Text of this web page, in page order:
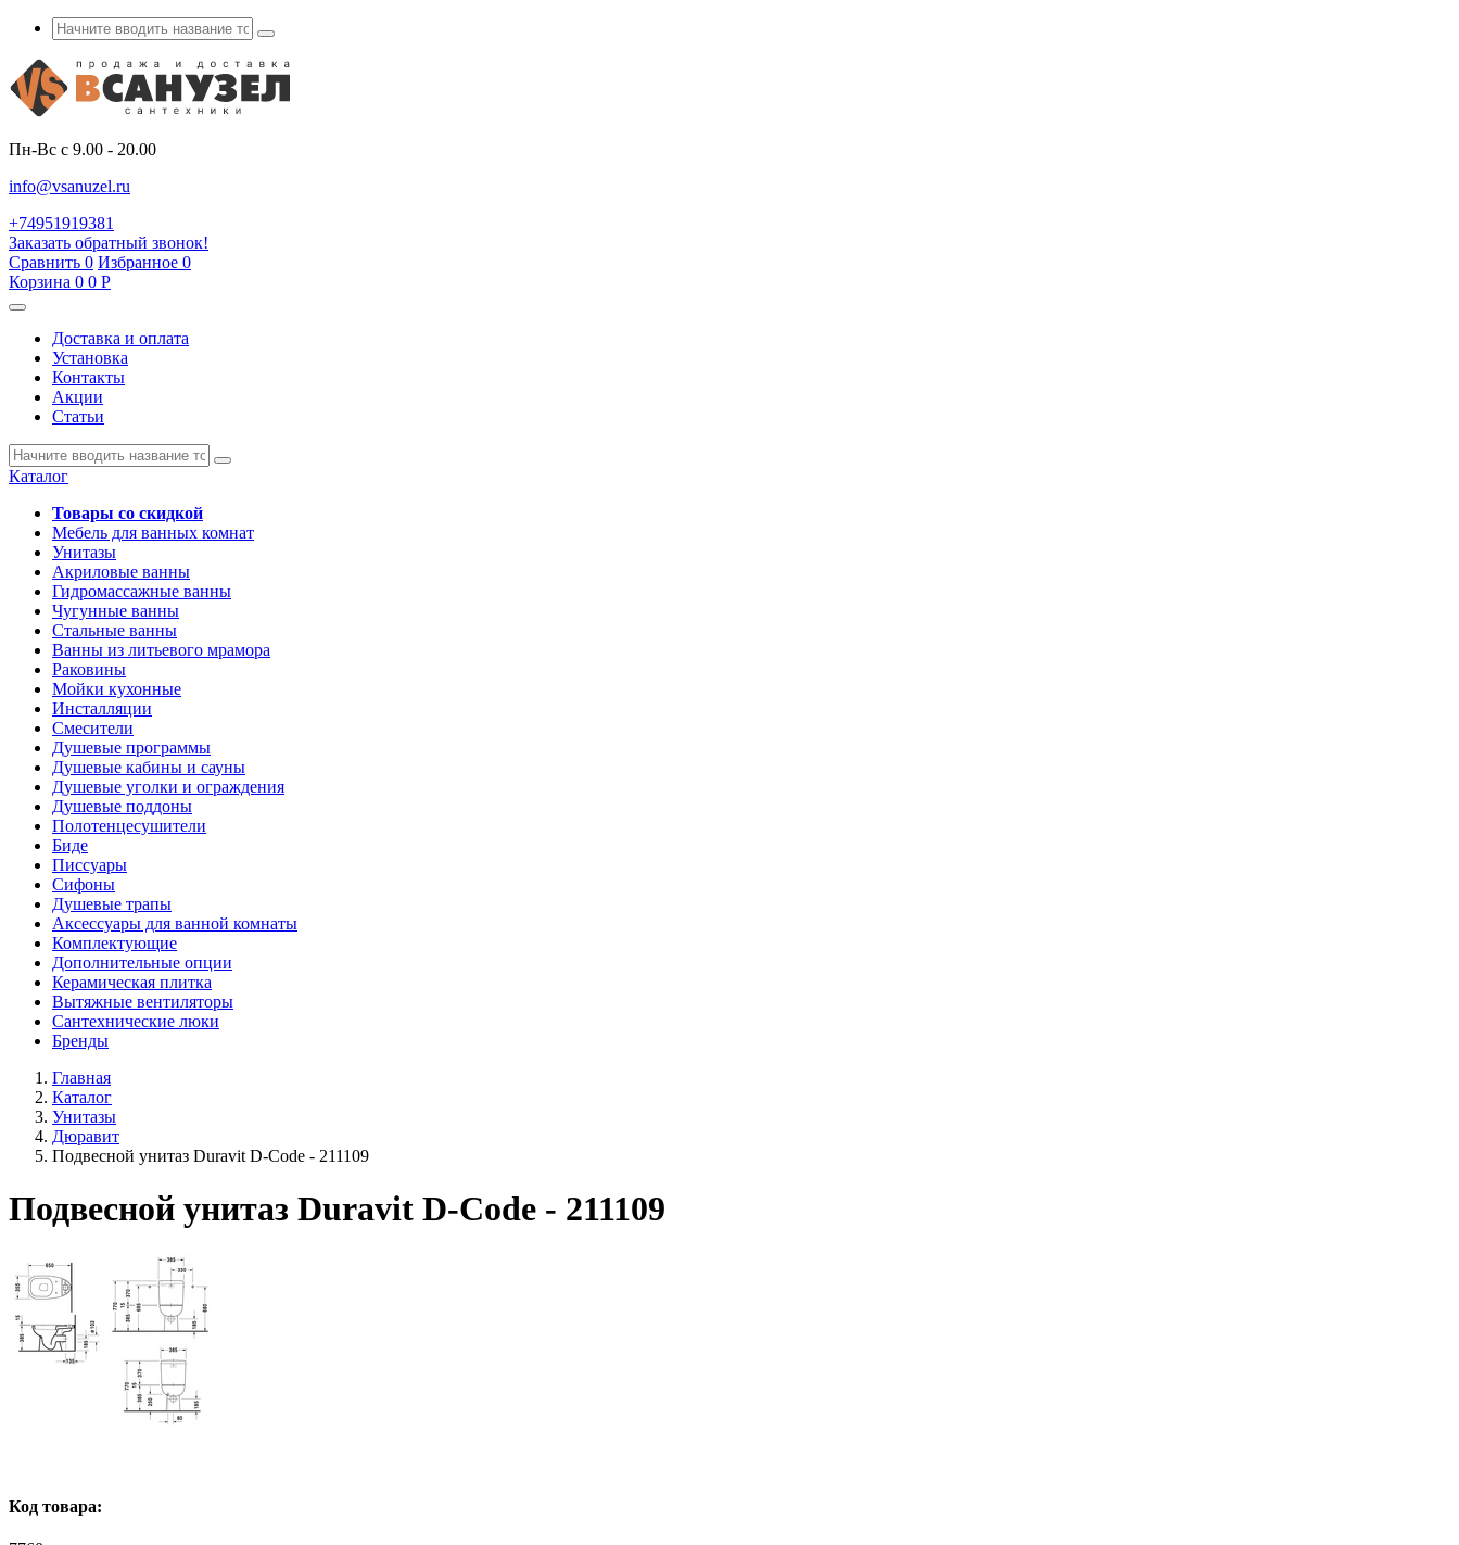
Пн-Вс с 9.00 - 20.00
info@vsanuzel.ru
+74951919381
Заказать обратный звонок!
Сравнить 0 Избранное 0
Корзина 0 0 Р
Доставка и оплата
Установка
Контакты
Акции
Статьи
Каталог
Товары со скидкой
Мебель для ванных комнат
Унитазы
Акриловые ванны
Гидромассажные ванны
Чугунные ванны
Стальные ванны
Ванны из литьевого мрамора
Раковины
Мойки кухонные
Инсталляции
Смесители
Душевые программы
Душевые кабины и сауны
Душевые уголки и ограждения
Душевые поддоны
Полотенцесушители
Биде
Писсуары
Сифоны
Душевые трапы
Аксессуары для ванной комнаты
Комплектующие
Дополнительные опции
Керамическая плитка
Вытяжные вентиляторы
Сантехнические люки
Бренды
Главная
Каталог
Унитазы
Дюравит
Подвесной унитаз Duravit D-Code - 211109
Подвесной унитаз Duravit D-Code - 211109
Код товара: